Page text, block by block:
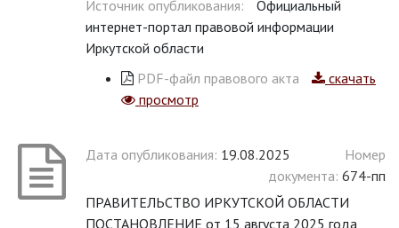
Источник опубликования:
Официальный
интернет-портал правовой информации
Иркутской области
PDF-файл правового акта
скачать
просмотр
Дата опубликования: 19.08.2025
Номер
документа: 674-пп
ПРАВИТЕЛЬСТВО ИРКУТСКОЙ ОБЛАСТИ
ПОСТАНОВЛЕНИЕ от 15 августа 2025 года